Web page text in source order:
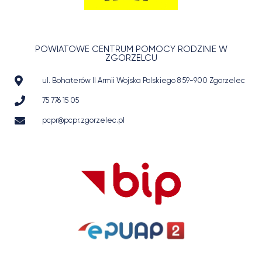
POWIATOWE CENTRUM POMOCY RODZINIE W
ZGORZELCU
ul. Bohaterów II Armii Wojska Polskiego 8 59-900 Zgorzelec
75 776 15 05
pcpr@pcpr.zgorzelec.pl